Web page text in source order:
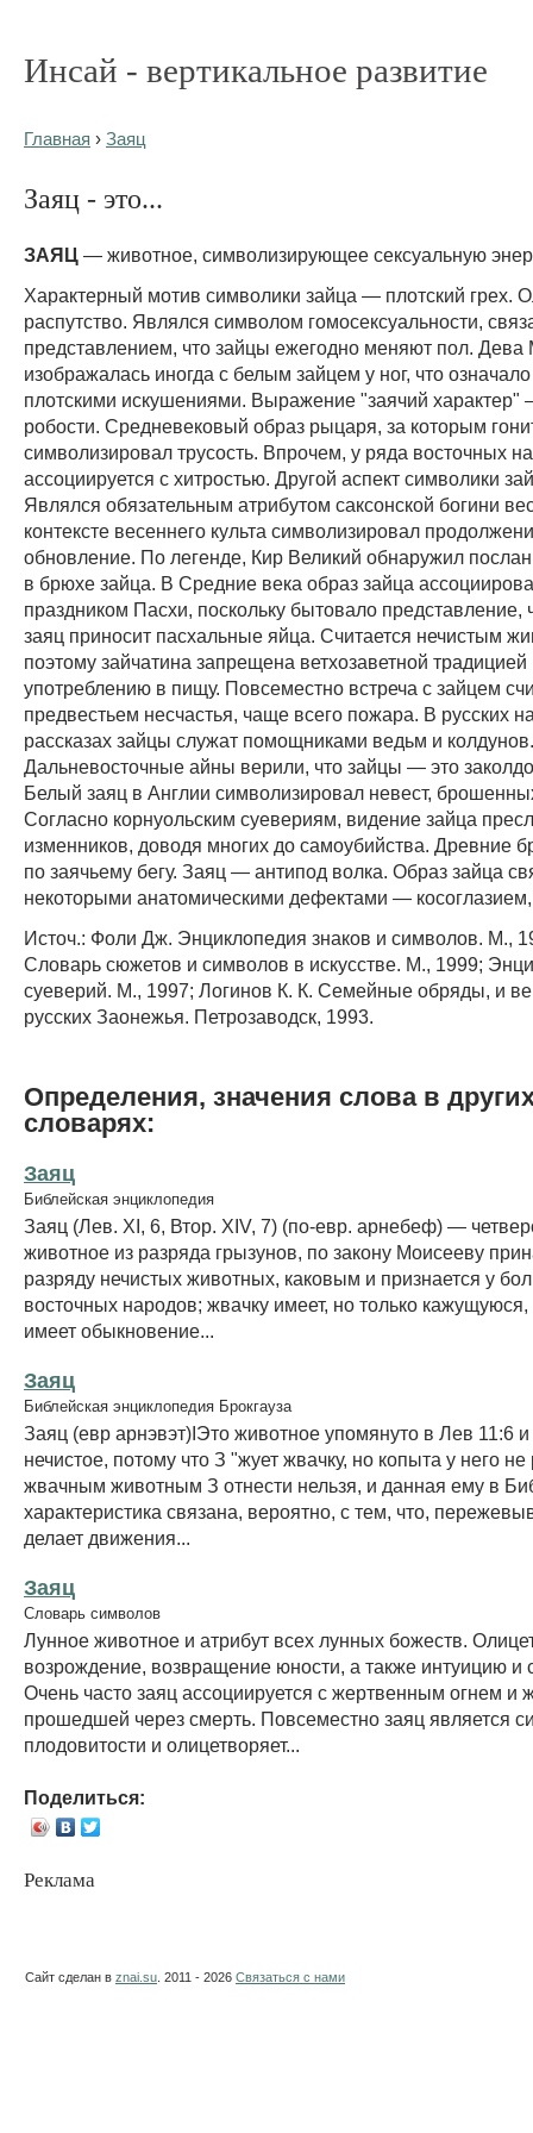
Инсай - вертикальное развитие
Главная › Заяц
Заяц - это...
ЗАЯЦ — животное, символизирующее сексуальную
Характерный мотив символики зайца — плотский грех.
распутство. Являлся символом гомосексуальности,
представлением, что зайцы ежегодно меняют пол. Дева
изображалась иногда с белым зайцем у ног, что
плотскими искушениями. Выражение "заячий
робости. Средневековый образ рыцаря, за которым
символизировал трусость. Впрочем, у ряда восточных
ассоциируется с хитростью. Другой аспект символики
Являлся обязательным атрибутом саксонской богини
контексте весеннего культа символизировал
обновление. По легенде, Кир Великий обнаружил
в брюхе зайца. В Средние века образ зайца
праздником Пасхи, поскольку бытовало представление,
заяц приносит пасхальные яйца. Считается нечистым
поэтому зайчатина запрещена ветхозаветной традицией
употреблению в пищу. Повсеместно встреча с зайцем
предвестьем несчастья, чаще всего пожара. В русских
рассказах зайцы служат помощниками ведьм и колдунов.
Дальневосточные айны верили, что зайцы — это
Белый заяц в Англии символизировал невест,
Согласно корнуольским суевериям, видение зайца
изменников, доводя многих до самоубийства. Древние
по заячьему бегу. Заяц — антипод волка. Образ зайца
некоторыми анатомическими дефектами — косоглазием,
Источ.: Фоли Дж. Энциклопедия знаков и символов. М.,
Словарь сюжетов и символов в искусстве. М., 1999;
суеверий. М., 1997; Логинов К. К. Семейные обряды, и
русских Заонежья. Петрозаводск, 1993.
Определения, значения слова в
словарях:
Заяц
Библейская энциклопедия
Заяц (Лев. XI, 6, Втор. XIV, 7) (по-евр. арнебеф) —
животное из разряда грызунов, по закону Моисееву
разряду нечистых животных, каковым и признается у
восточных народов; жвачку имеет, но только кажущуюся,
имеет обыкновение...
Заяц
Библейская энциклопедия Брокгауза
Заяц (евр арнэвэт)IЭто животное упомянуто в Лев 11:6 и
нечистое, потому что З "жует жвачку, но копыта у него
жвачным животным З отнести нельзя, и данная ему в
характеристика связана, вероятно, с тем, что,
делает движения...
Заяц
Словарь символов
Лунное животное и атрибут всех лунных божеств.
возрождение, возвращение юности, а также интуицию и
Очень часто заяц ассоциируется с жертвенным огнем и
прошедшей через смерть. Повсеместно заяц является
плодовитости и олицетворяет...
Поделиться:
Реклама
Сайт сделан в znai.su . 2011 - 2026 Связаться с нами